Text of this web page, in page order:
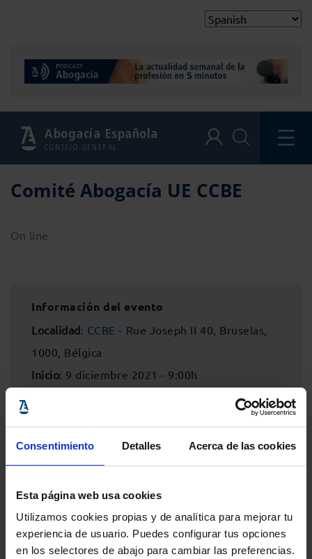
Consentimiento Detalles Acerca de las cookies
Esta página web usa cookies
Utilizamos cookies propias y de analítica para mejorar tu
experiencia de usuario. Puedes configurar tus opciones
en los selectores de abajo para cambiar las preferencias.
Abogacía Española
CONSEJO GENERAL
Comité Abogacía UE CCBE
On line
Información del evento
Localidad: CCBE - Rue Joseph II 40, Bruselas,
1000, Bélgica
Inicio: 9 diciembre 2021 - 9:00h